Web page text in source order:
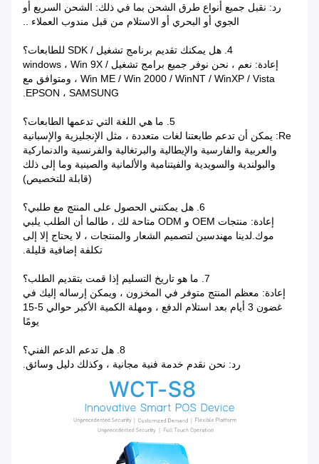
رد: نقبل جميع أنواع طرق الشحن بما في ذلك: الشحن السريع أو
الجوي أو البحري أو الاستلام من قبل مندوب العملاء ..
4. هل يمكنك تقديم برنامج تشغيل / SDK للطابعات؟
إعادة: نعم ، نحن نوفر جميع برامج تشغيل windows ، Win 9X /
Win ME / Win 2000 / WinNT / WinXP / Vista ، ومتوافق مع
EPSON ، SAMSUNG.
5. ما هي اللغة التي تدعمها الطابعات؟
Re: يمكن أن تدعم طابعتنا لغات متعددة ، مثل الإنجليزية والإسبانية
والعربية والفارسية والإيطالية والبرتغالية والفرنسية والدنماركية
والبولندية والسويدية والفيتنامية والألمانية والصينية وما إلى ذلك
(قابلة للتخصيص)
6. هل يمكنني الحصول على المنتج مع طلبي؟
إعادة: منتجات OEM و ODM متاحة لك ، طالما أن الطلب يلبي
موك.لدينا مهندسين لتصميم الشعار والمنتجات ، لا يحتاج إلا إلى
تكلفة إضافية قليلة.
7. ما هو تاريخ التسليم إذا قمت بتقديم الطلب؟
إعادة: معظم المنتج متوفر في المخزون ، ويمكن إرساله إليك في
غضون 3 أيام بعد استلام الدفع ، ومهلة الكمية الأكبر حوالي 5-15
يومًا
8. هل تدعم الدعم الفني؟
رد: نحن نقدم خدمة فنية مجانية ، وكذلك دليل وسائق.